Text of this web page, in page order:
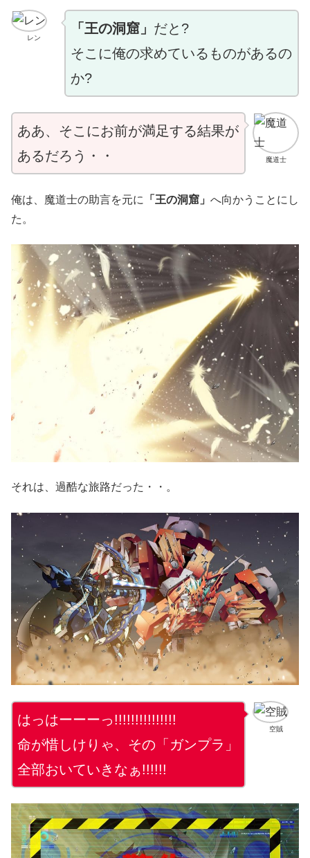
レン
「王の洞窟」 だと?
そこに俺の求めているものがあるの
か?
魔道士
ああ、そこにお前が満足する結果が
あるだろう・・
俺は、魔道士の助言を元に 「王の洞窟」 へ向かうことにし
た。
それは、過酷な旅路だった・・。
空賊
はっはーーーっ!!!!!!!!!!!!!!!
命が惜しけりゃ、その「ガンプラ」
全部おいていきなぁ!!!!!!